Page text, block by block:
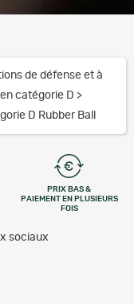
de défense et à
catégorie D >
D Rubber Ball
PRIX BAS &
PAIEMENT EN PLUSIEURS
FOIS
sociaux